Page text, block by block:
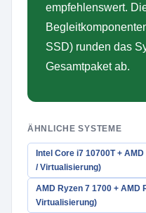
empfehlenswert.
SSD) runden das
Gesamtpaket ab.
ÄHNLICHE SYSTEME
Intel Core i7 10700T +
/ Virtualisierung)
AMD Ryzen 7 1700 + AMD
Virtualisierung)